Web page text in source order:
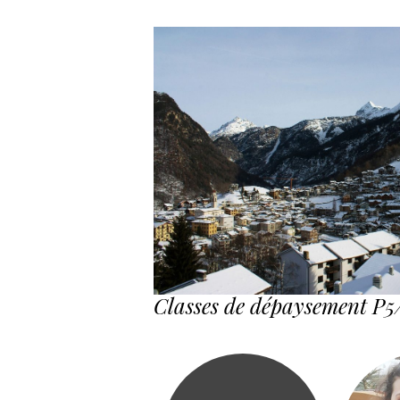
Classes de dépaysement